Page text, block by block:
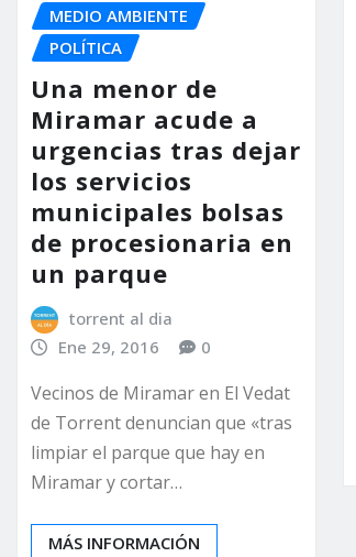
MEDIO AMBIENTE
POLÍTICA
Una menor de
Miramar acude a
urgencias tras dejar
los servicios
municipales bolsas
de procesionaria en
un parque
torrent al dia
Ene 29, 2016
0
Vecinos de Miramar en El Vedat
de Torrent denuncian que «tras
limpiar el parque que hay en
Miramar y cortar…
MÁS INFORMACIÓN